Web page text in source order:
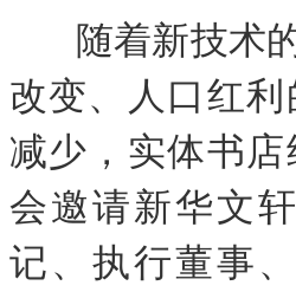
随着新技术
改变、人口红
减少，实体书
会邀请新华文
记、执行董事